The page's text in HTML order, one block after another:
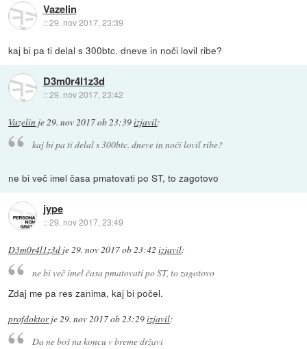
Vazelin
::29. nov 2017, 23:39
kaj bi pa ti delal s 300btc. dneve in noči lovil ribe?
D3m0r4l1z3d
::29. nov 2017, 23:42
Vazelin je 29. nov 2017 ob 23:39izjavil:
kaj bi pa ti delal s 300btc. dneve in noči lovil ribe?
ne bi več imel časa pmatovati po ST, to zagotovo
jype
::29. nov 2017, 23:49
D3m0r4l1z3d je29. nov 2017 ob 23:42 izjavil:
ne bi več imel časa pmatovati po ST, to zagotovo
Zdaj me pa res zanima, kaj bi počel.
profdoktorje29. nov 2017 ob 23:29izjavil:
Da ne boš na koncu v breme državi